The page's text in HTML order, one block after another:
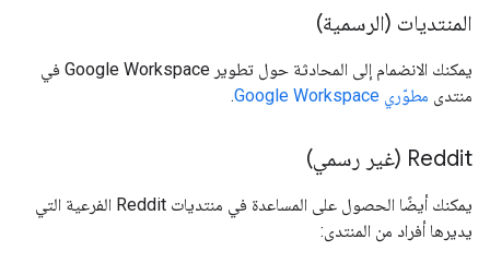
المنتديات (الرسمية)
يمكنك الانضمام إلى المحادثة حول تطوير Google Workspace في
منتدى مطوّري Google Workspace .
‫Reddit (غير رسمي)
يمكنك أيضًا الحصول على المساعدة في منتديات Reddit الفرعية التي
يديرها أفراد من المنتدى: